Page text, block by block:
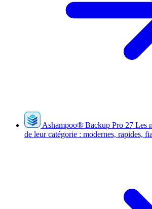
Ashampoo® Backup Pro 27 Les
de leur catégorie : modernes, rapides,